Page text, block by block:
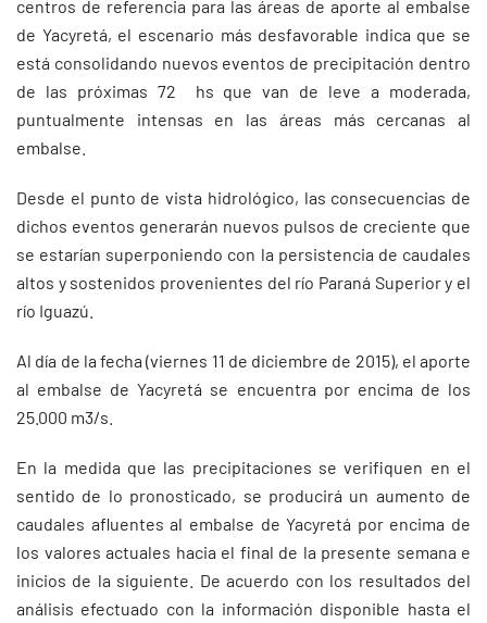
centros de referencia para las áreas de aporte al embalse
de Yacyretá, el escenario más desfavorable indica que se
está consolidando nuevos eventos de precipitación dentro
de las próximas 72 hs que van de leve a moderada,
puntualmente intensas en las áreas más cercanas al
embalse.
Desde el punto de vista hidrológico, las consecuencias de
dichos eventos generarán nuevos pulsos de creciente que
se estarían superponiendo con la persistencia de caudales
altos y sostenidos provenientes del río Paraná Superior y el
río Iguazú.
Al día de la fecha (viernes 11 de diciembre de 2015), el aporte
al embalse de Yacyretá se encuentra por encima de los
25.000 m3/s.
En la medida que las precipitaciones se verifiquen en el
sentido de lo pronosticado, se producirá un aumento de
caudales afluentes al embalse de Yacyretá por encima de
los valores actuales hacia el final de la presente semana e
inicios de la siguiente. De acuerdo con los resultados del
análisis efectuado con la información disponible hasta el